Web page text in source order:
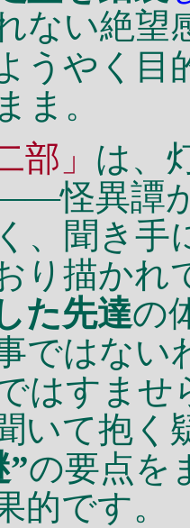
ない絶望
うやく目
ま。
部」 は、
怪異譚
、聞き手
り描かれ
た先達の
ではない
はすませ
いて抱く
”の要点を
的です。